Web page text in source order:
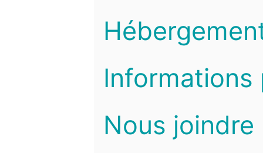
Informations
Nous joindre